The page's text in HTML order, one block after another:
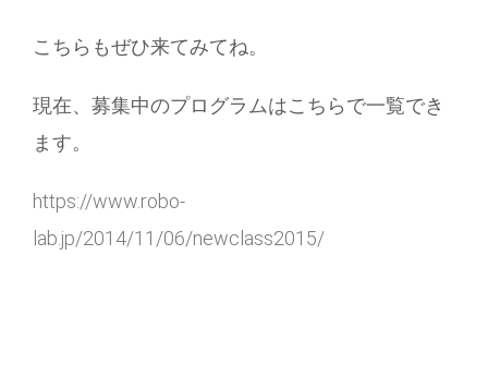
こちらもぜひ来てみてね。
現在、募集中のプログラムはこちらで一覧でき
ます。
https://www.robo-
lab.jp/2014/11/06/newclass2015/